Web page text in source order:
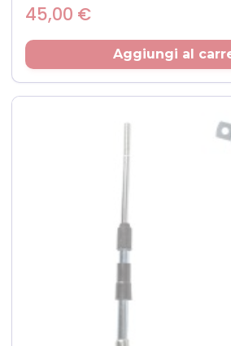
45,00 €Prezzo
Aggiungi al